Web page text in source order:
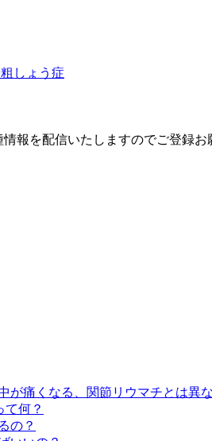
報を配信いたしますのでご登録お
が痛くなる、関節リウマチとは異
て何？
の？